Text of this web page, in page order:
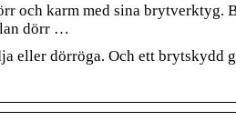
och karm med sina brytverktyg.
dörr …
eller dörröga. Och ett brytskydd